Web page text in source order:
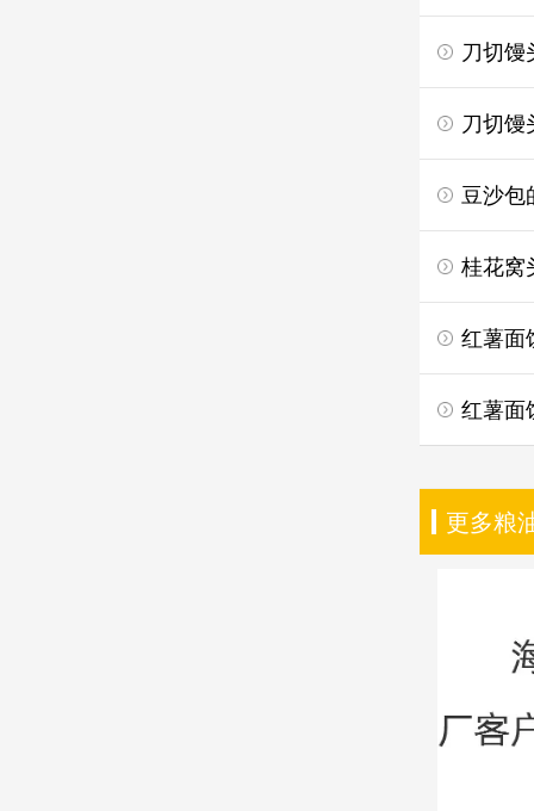
刀切馒
刀切馒
豆沙包
桂花窝
红薯面
红薯面
更多粮